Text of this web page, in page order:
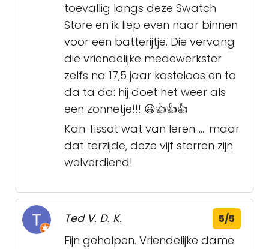
toevallig langs deze Swatch
Store en ik liep even naar binnen
voor een batterijtje. Die vervang
die vriendelijke medewerkster
zelfs na 17,5 jaar kosteloos en ta
da ta da: hij doet het weer als
een zonnetje!!! 😃👍👍👍
Kan Tissot wat van leren…… maar
dat terzijde, deze vijf sterren zijn
welverdiend!
Ted V. D. K. 5/5
Fijn geholpen. Vriendelijke dame